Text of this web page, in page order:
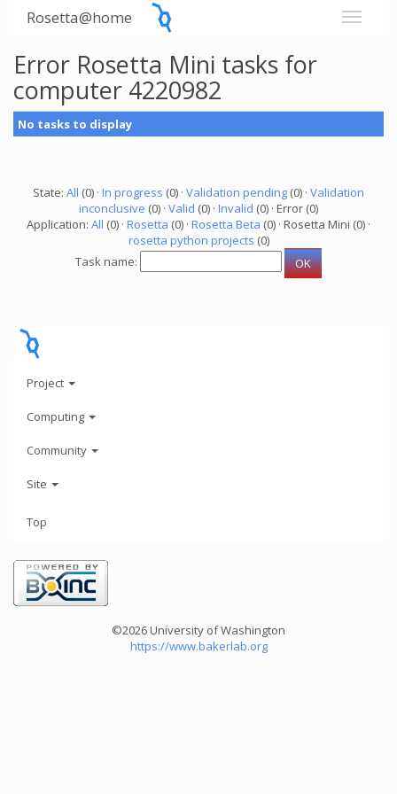
Rosetta@home
Error Rosetta Mini tasks for
computer 4220982
No tasks to display
State: All (0) · In progress (0) · Validation pending (0) · Validation
inconclusive (0) · Valid (0) · Invalid (0) · Error (0)
Application: All (0) · Rosetta (0) · Rosetta Beta (0) · Rosetta Mini (0) ·
rosetta python projects (0)
Task name:
Project
Computing
Community
Site
Top
©2026 University of Washington
https://www.bakerlab.org